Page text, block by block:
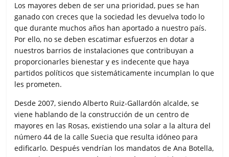
Los mayores deben de ser una prioridad, pues se han
ganado con creces que la sociedad les devuelva todo lo
que durante muchos años han aportado a nuestro país.
Por ello, no se deben escatimar esfuerzos en dotar a
nuestros barrios de instalaciones que contribuyan a
proporcionarles bienestar y es indecente que haya
partidos políticos que sistemáticamente incumplan lo que
les prometen.
Desde 2007, siendo Alberto Ruiz-Gallardón alcalde, se
viene hablando de la construcción de un centro de
mayores en las Rosas, existiendo una solar a la altura del
número 44 de la calle Suecia que resulta idóneo para
edificarlo. Después vendrían los mandatos de Ana Botella,